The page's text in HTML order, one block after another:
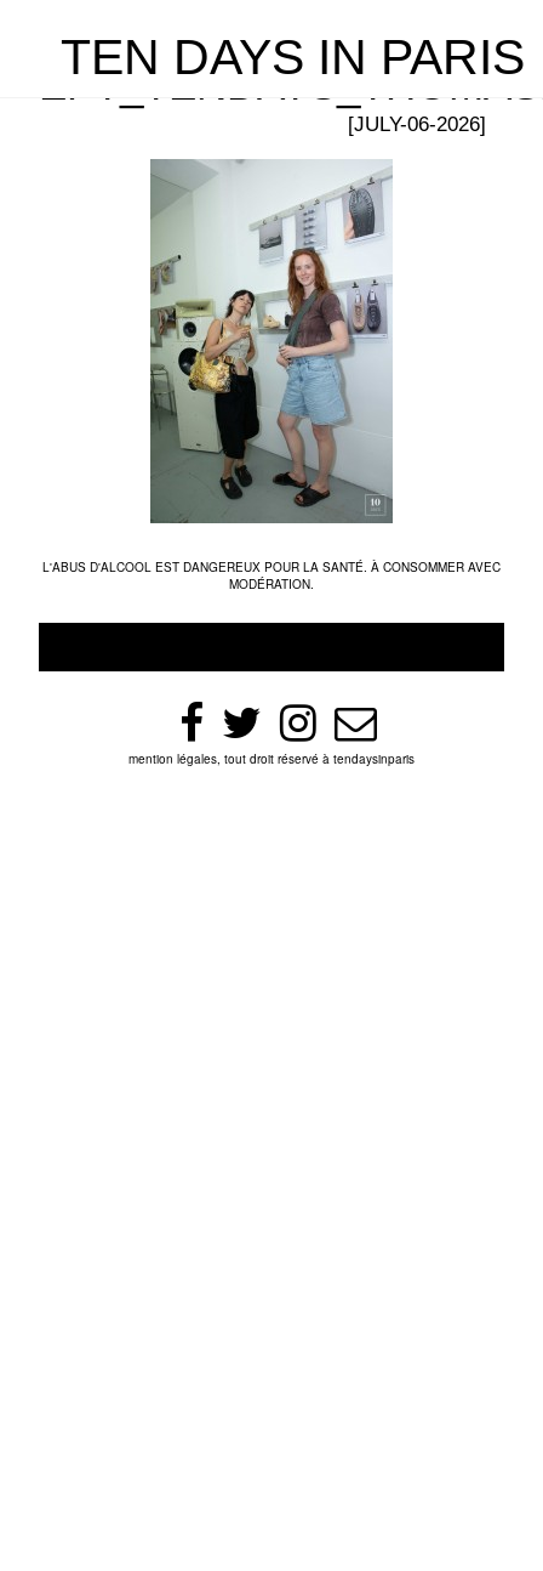
TEN DAYS IN PARIS
[JULY-06-2026]
L'ABUS D'ALCOOL EST DANGEREUX POUR LA SANTÉ. À CONSOMMER AVEC
MODÉRATION.
mention légales, tout droit réservé à tendaysinparis